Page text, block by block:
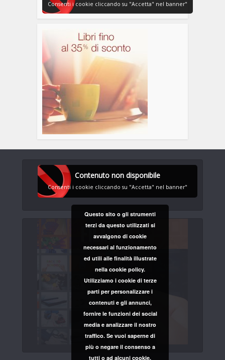
Consenti i cookie cliccando su "Accetta" nel banner"
Contenuto non disponibile
Consenti i cookie cliccando su "Accetta" nel banner"
Questo sito o gli strumenti
terzi da questo utilizzati si
avvalgono di cookie
necessari al funzionamento
ed utili alle finalità illustrate
nella cookie policy.
Utilizziamo i cookie di terze
parti per personalizzare i
contenuti e gli annunci,
fornire le funzioni dei social
media e analizzare il nostro
traffico. Se vuoi saperne di
più o negare il consenso a
tutti o ad alcuni cookie,